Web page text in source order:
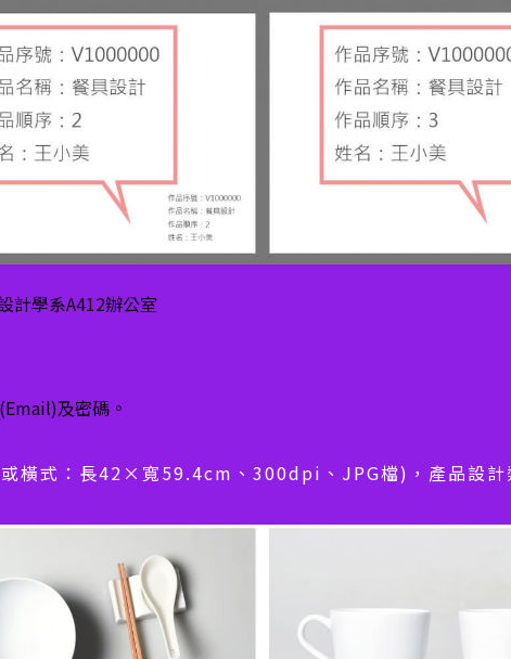
計學系A412辦公室
及密碼。
橫式：長42×寬59.4cm、300dpi、JPG檔)，產品設計